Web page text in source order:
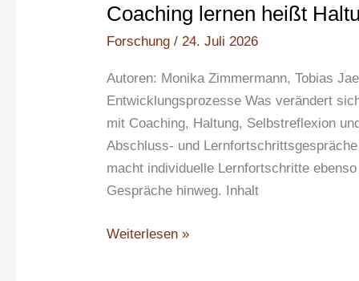
Coaching lernen heißt
Forschung / 24. Juli 2026
Autoren: Monika Zimmermann, Tobias
Entwicklungsprozesse Was verändert
mit Coaching, Haltung, Selbstreflexion
Abschluss- und
macht individuelle Lernfortschritte
Gespräche hinweg. Inhalt
Weiterlesen »